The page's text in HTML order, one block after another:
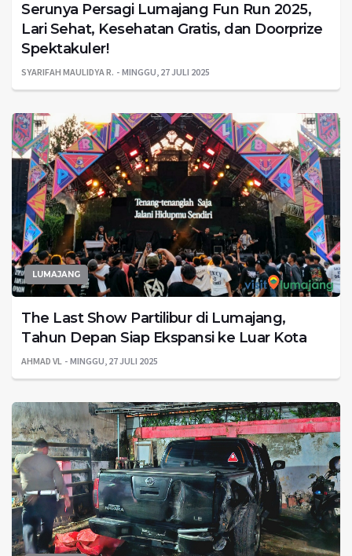
Serunya Persagi Lumajang Fun Run 2025,
Lari Sehat, Kesehatan Gratis, dan Doorprize
Spektakuler!
SYARIFAH MAULIDYA R. MINGGU, 27 JULI 2025
LUMAJANG
The Last Show Partilibur di Lumajang,
Tahun Depan Siap Ekspansi ke Luar Kota
AHMAD VL MINGGU, 27 JULI 2025